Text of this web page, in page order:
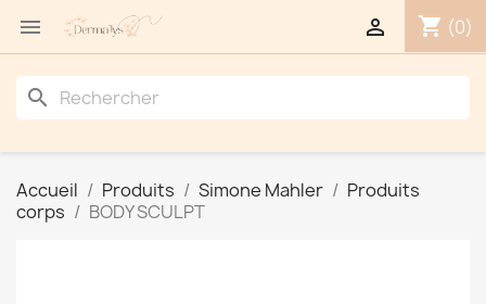
 shopping_cart (0)

search
Accueil Produits Simone Mahler
Produits
corps
BODY SCULPT